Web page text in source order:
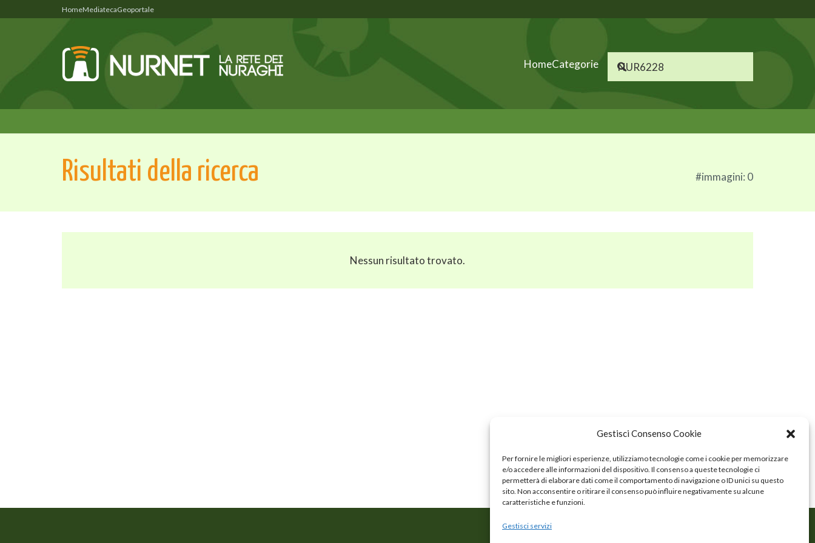
Gestisci Consenso Cookie
Per fornire le migliori esperienze, utilizziamo tecnologie come i cookie per memorizzare
e/o accedere alle informazioni del dispositivo. Il consenso a queste tecnologie ci
permetterà di elaborare dati come il comportamento di navigazione o ID unici su questo
sito. Non acconsentire o ritirare il consenso può influire negativamente su alcune
caratteristiche e funzioni.
Gestisci servizi
HomeMediatecaGeoportale
HomeCategorie
Risultati della ricerca #immagini: 0
Nessun risultato trovato.